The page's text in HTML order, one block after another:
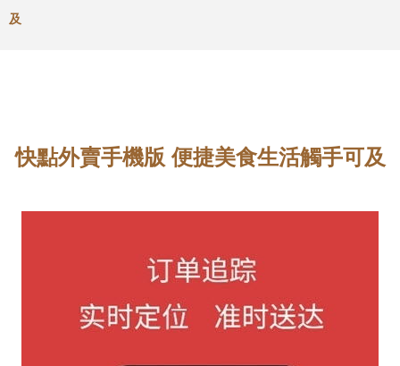
及
快點外賣手機版 便捷美食生活觸手可及